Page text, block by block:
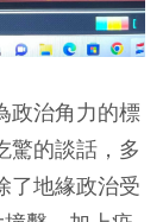
政治角力的標
驚的談話，多
了地緣政治受